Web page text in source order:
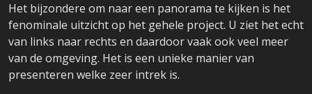
Het bijzondere om naar een panorama te kijken is het
fenominale uitzicht op het gehele project. U ziet het echt
van links naar rechts en daardoor vaak ook veel meer
van de omgeving. Het is een unieke manier van
presenteren welke zeer intrek is.